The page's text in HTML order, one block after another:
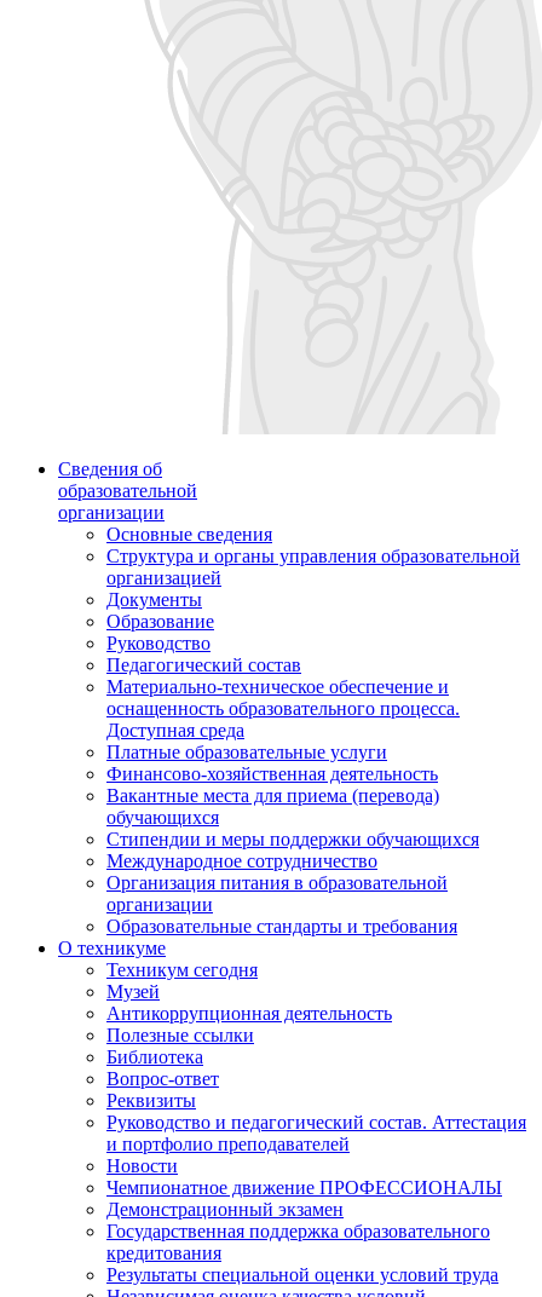
Сведения об
образовательной
организации
Основные сведения
Структура и органы управления образовательной
организацией
Документы
Образование
Руководство
Педагогический состав
Материально-техническое обеспечение и
оснащенность образовательного процесса.
Доступная среда
Платные образовательные услуги
Финансово-хозяйственная деятельность
Вакантные места для приема (перевода)
обучающихся
Стипендии и меры поддержки обучающихся
Международное сотрудничество
Организация питания в образовательной
организации
Образовательные стандарты и требования
О техникуме
Техникум сегодня
Музей
Антикоррупционная деятельность
Полезные ссылки
Библиотека
Вопрос-ответ
Реквизиты
Руководство и педагогический состав. Аттестация
и портфолио преподавателей
Новости
Чемпионатное движение ПРОФЕССИОНАЛЫ
Демонстрационный экзамен
Государственная поддержка образовательного
кредитования
Результаты специальной оценки условий труда